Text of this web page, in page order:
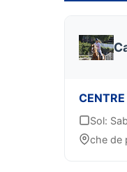
Sol:
che de